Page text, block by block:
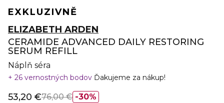
EXKLUZIVNĚ
ELIZABETH ARDEN
CERAMIDE ADVANCED DAILY RESTORING
SERUM REFILL
Náplň séra
26 vernostných bodov Ďakujeme za nákup!
30%
53,20 €76,00 €